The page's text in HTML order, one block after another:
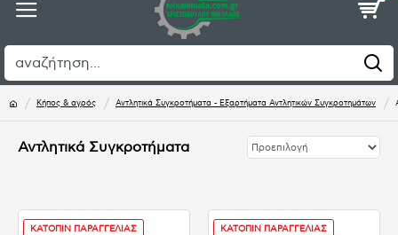
Κήπος & αγρός Αντλητικά Συγκροτήματα - Εξαρτήματα Αντλητικών Συγκροτημάτων
Αντλητικά Συγκροτήματα
ΚΑΤΟΠΙΝ ΠΑΡΑΓΓΕΛΙΑΣ ΚΑΤΟΠΙΝ ΠΑΡΑΓΓΕΛΙΑΣ